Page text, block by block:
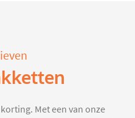
Met een van onze